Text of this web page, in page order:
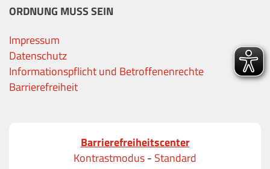
ORDNUNG MUSS SEIN
Impressum
Datenschutz
Informationspflicht und Betroffenenrechte
Barrierefreiheit
Barrierefreiheitscenter
Kontrastmodus- Standard